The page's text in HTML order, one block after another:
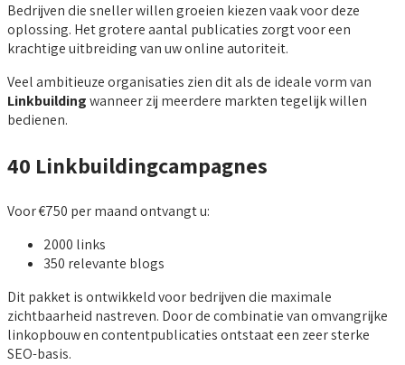
Bedrijven die sneller willen groeien kiezen vaak voor deze
oplossing. Het grotere aantal publicaties zorgt voor een
krachtige uitbreiding van uw online autoriteit.
Veel ambitieuze organisaties zien dit als de ideale vorm van
Linkbuildingwanneer zij meerdere markten tegelijk willen
bedienen.
40 Linkbuildingcampagnes
Voor €750 per maand ontvangt u:
2000 links
350 relevante blogs
Dit pakket is ontwikkeld voor bedrijven die maximale
zichtbaarheid nastreven. Door de combinatie van omvangrijke
linkopbouw en contentpublicaties ontstaat een zeer sterke
SEO-basis.